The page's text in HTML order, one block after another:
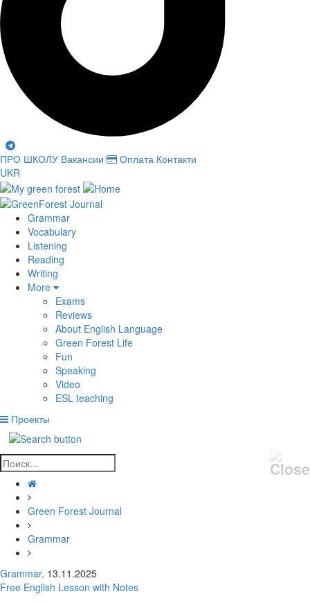
ПРО ШКОЛУ Вакансии Оплата Контакти
UKR
Grammar
Vocabulary
Listening
Reading
Writing
More
Exams
Reviews
About English Language
Green Forest Life
Fun
Speaking
Video
ESL teaching
Проекты
Green Forest Journal
Grammar
Grammar. 13.11.2025
Free English Lesson with Notes